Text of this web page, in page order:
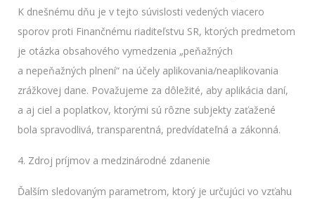
K dnešnému dňu je v tejto súvislosti vedených viacero
sporov proti Finančnému riaditeľstvu SR, ktorých predmetom
je otázka obsahového vymedzenia „peňažných
a nepeňažných plnení“ na účely aplikovania/neaplikovania
zrážkovej dane. Považujeme za dôležité, aby aplikácia daní,
a aj ciel a poplatkov, ktorými sú rôzne subjekty zaťažené
bola spravodlivá, transparentná, predvídateľná a zákonná.
4. Zdroj príjmov a medzinárodné zdanenie
Ďalším sledovaným parametrom, ktorý je určujúci vo vzťahu